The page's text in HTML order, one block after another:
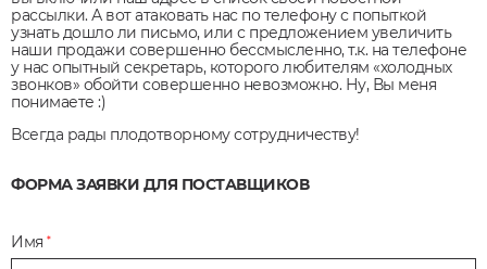
рассылки. А вот атаковать нас по телефону с попыткой
узнать дошло ли письмо, или с предложением увеличить
наши продажи совершенно бессмысленно, т.к. на телефоне
у нас опытный секретарь, которого любителям «холодных
звонков» обойти совершенно невозможно. Ну, Вы меня
понимаете :)
Всегда рады плодотворному сотрудничеству!
ФОРМА ЗАЯВКИ ДЛЯ ПОСТАВЩИКОВ
Имя *